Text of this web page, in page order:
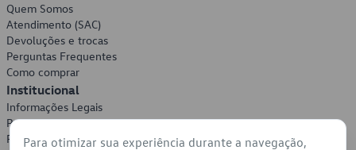
Quem Somos
Atendimento (SAC)
Devoluções e trocas
Perguntas Frequentes
Como comprar
Institucional
Informações Legais
Política de Privacidade
Política de Cookies
Para otimizar sua experiência durante a navegação,